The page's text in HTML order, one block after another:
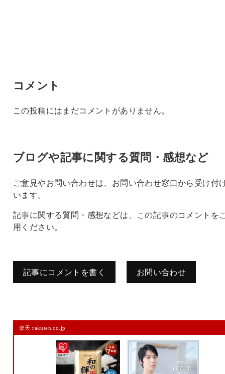
コメント
この投稿にはまだコメントがありません。
ブログや記事に関する質問・感想など
ご意見やお問い合わせは、お問い合わせ窓口から受け付
います。
記事に関する質問・感想などは、この記事のコメントを
用ください。
記事にコメントを書く お問い合わせ
メールアドレスは公開されません。
また、コメント欄には、必ず日本語を含めてください（スパム対策）。
楽天 rakuten.co.jp